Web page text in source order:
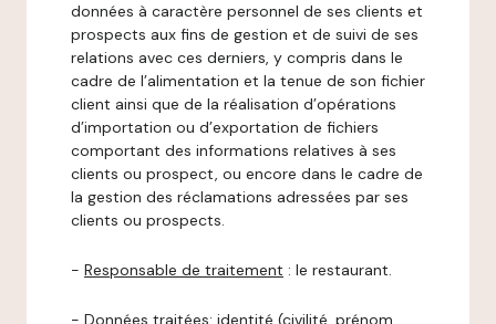
données à caractère personnel de ses clients et
prospects aux fins de gestion et de suivi de ses
relations avec ces derniers, y compris dans le
cadre de l’alimentation et la tenue de son fichier
client ainsi que de la réalisation d’opérations
d’importation ou d’exportation de fichiers
comportant des informations relatives à ses
clients ou prospect, ou encore dans le cadre de
la gestion des réclamations adressées par ses
clients ou prospects.
- Responsable de traitement : le restaurant.
- Données traitées: identité (civilité, prénom,